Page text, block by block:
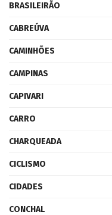
BRASILEIRÃO
CABREÚVA
CAMINHÕES
CAMPINAS
CAPIVARI
CARRO
CHARQUEADA
CICLISMO
CIDADES
CONCHAL